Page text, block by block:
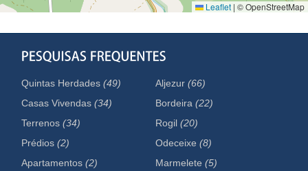
Leaflet | © OpenStreetMap
Quintas Herdades(49)
Casas Vivendas(34)
Terrenos(34)
Prédios(2)
Apartamentos(2)
Aljezur(66)
Bordeira(22)
Rogil(20)
Odeceixe(8)
Marmelete(5)